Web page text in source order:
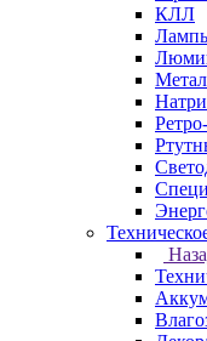
КЛЛ